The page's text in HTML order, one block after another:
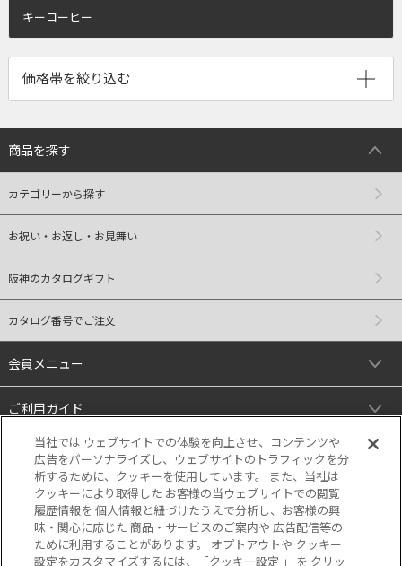
キーコーヒー
商品を探す
カテゴリーから探す
お祝い・お返し・お見舞い
阪神のカタログギフト
カタログ番号でご注文
会員メニュー
ご利用ガイド
リンク
当社では ウェブサイトでの体験を向上させ、コンテンツや
広告をパーソナライズし、ウェブサイトのトラフィックを分
析するために、クッキーを使用しています。 また、当社は
クッキーにより取得した お客様の当ウェブサイトでの閲覧
履歴情報を 個人情報と紐づけたうえで分析し、お客様の興
味・関心に応じた 商品・サービスのご案内や 広告配信等の
ために利用することがあります。 オプトアウトや クッキー
設定をカスタマイズするには、「クッキー設定 」 を クリッ